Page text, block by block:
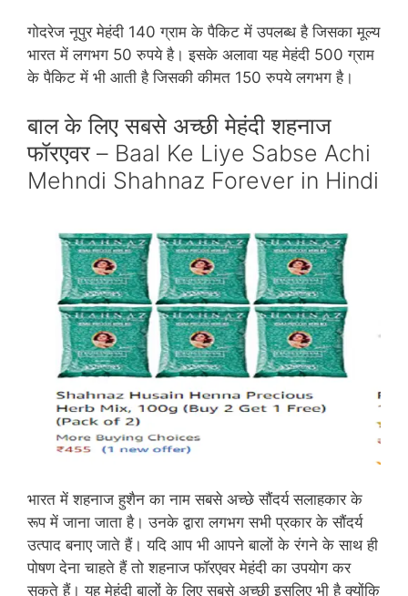
गोदरेज नूपुर मेहंदी 140 ग्राम के पैकिट में उपलब्‍ध है जिसका मूल्‍य
भारत में लगभग 50 रुपये है। इसके अलावा यह मेहंदी 500 ग्राम
के पैकिट में भी आती है जिसकी कीमत 150 रुपये लगभग है।
बाल के लिए सबसे अच्‍छी मेहंदी शहनाज
फॉरएवर – Baal Ke Liye Sabse Achi
Mehndi Shahnaz Forever in Hindi
भारत में शहनाज हुशैन का नाम सबसे अच्‍छे सौंदर्य सलाहकार के
रूप में जाना जाता है। उनके द्वारा लगभग सभी प्रकार के सौंदर्य
उत्पाद बनाए जाते हैं। यदि आप भी आपने बालों के रंगने के साथ ही
पोषण देना चाहते हैं तो शहनाज फॉरएवर मेहंदी का उपयोग कर
सकते हैं। यह मेहंदी बालों के लिए सबसे अच्‍छी इसलिए भी है क्‍योंकि